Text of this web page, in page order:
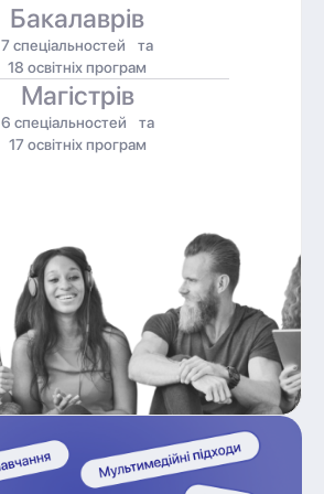
Бакалаврів
7 спеціальностей та
18 освітніх програм
Магістрів
6 спеціальностей та
17 освітніх програм